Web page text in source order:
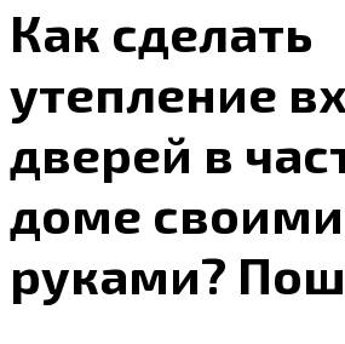
Как сделать
утепление
дверей в
доме своими
руками?